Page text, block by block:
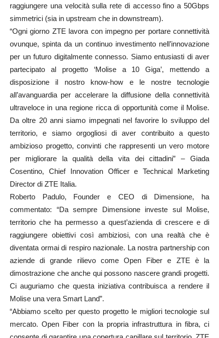
raggiungere una velocità sulla rete di accesso fino a 50Gbps
simmetrici (sia in upstream che in downstream).
“Ogni giorno ZTE lavora con impegno per portare connettività
ovunque, spinta da un continuo investimento nell’innovazione
per un futuro digitalmente connesso. Siamo entusiasti di aver
partecipato al progetto ‘Molise a 10 Giga’, mettendo a
disposizione il nostro know-how e le nostre tecnologie
all’avanguardia per accelerare la diffusione della connettività
ultraveloce in una regione ricca di opportunità come il Molise.
Da oltre 20 anni siamo impegnati nel favorire lo sviluppo del
territorio, e siamo orgogliosi di aver contribuito a questo
ambizioso progetto, convinti che rappresenti un vero motore
per migliorare la qualità della vita dei cittadini” – Giada
Cosentino, Chief Innovation Officer e Technical Marketing
Director di ZTE Italia.
Roberto Padulo, Founder e CEO di Dimensione, ha
commentato: “Da sempre Dimensione investe sul Molise,
territorio che ha permesso a quest’azienda di crescere e di
raggiungere obiettivi così ambiziosi, con una realtà che è
diventata ormai di respiro nazionale. La nostra partnership con
aziende di grande rilievo come Open Fiber e ZTE è la
dimostrazione che anche qui possono nascere grandi progetti.
Ci auguriamo che questa iniziativa contribuisca a rendere il
Molise una vera Smart Land”.
“Abbiamo scelto per questo progetto le migliori tecnologie sul
mercato. Open Fiber con la propria infrastruttura in fibra, ci